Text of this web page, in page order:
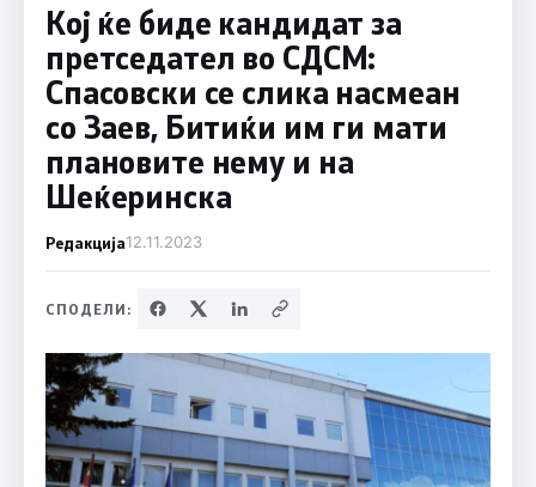
Кој ќе биде кандидат за
претседател во СДСМ:
Спасовски се слика насмеан
со Заев, Битиќи им ги мати
плановите нему и на
Шеќеринска
Редакција12.11.2023
СПОДЕЛИ: